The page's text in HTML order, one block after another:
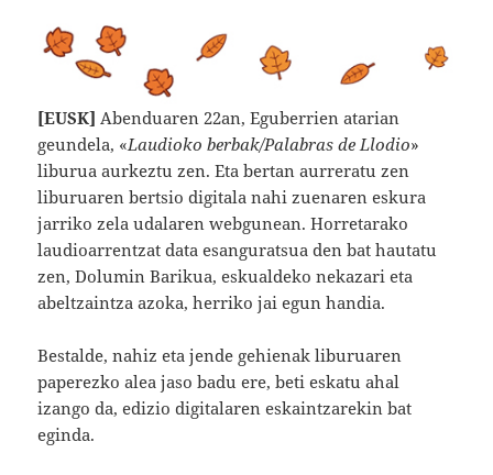
[EUSK] Abenduaren 22an, Eguberrien atarian
geundela, «Laudioko berbak/Palabras de Llodio»
liburua aurkeztu zen. Eta bertan aurreratu zen
liburuaren bertsio digitala nahi zuenaren eskura
jarriko zela udalaren webgunean. Horretarako
laudioarrentzat data esanguratsua den bat hautatu
zen, Dolumin Barikua, eskualdeko nekazari eta
abeltzaintza azoka, herriko jai egun handia.
Bestalde, nahiz eta jende gehienak liburuaren
paperezko alea jaso badu ere, beti eskatu ahal
izango da, edizio digitalaren eskaintzarekin bat
eginda.